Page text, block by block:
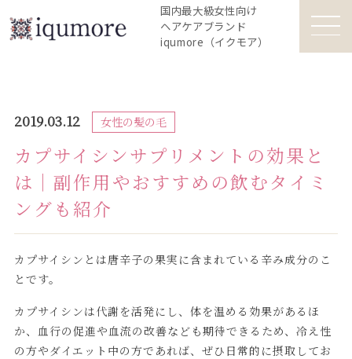
国内最大級女性向け
ヘアケアブランド
iqumore（イクモア）
2019.03.12 女性の髪の毛
カプサイシンサプリメントの効果と
は｜副作用やおすすめの飲むタイミ
ングも紹介
カプサイシンとは唐辛子の果実に含まれている辛み成分のこ
とです。
カプサイシンは代謝を活発にし、体を温める効果があるほ
か、血行の促進や血流の改善なども期待できるため、冷え性
の方やダイエット中の方であれば、ぜひ日常的に摂取してお